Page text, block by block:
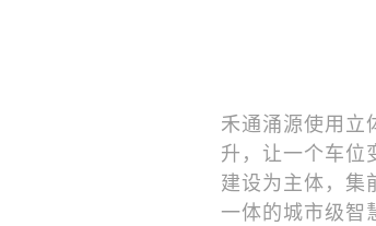
禾通涌源使用立
升，让一个车位
建设为主体，集
一体的城市级智